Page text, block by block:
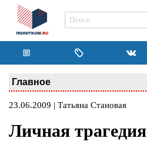
Главное
23.06.2009 | Татьяна Становая
Личная трагедия